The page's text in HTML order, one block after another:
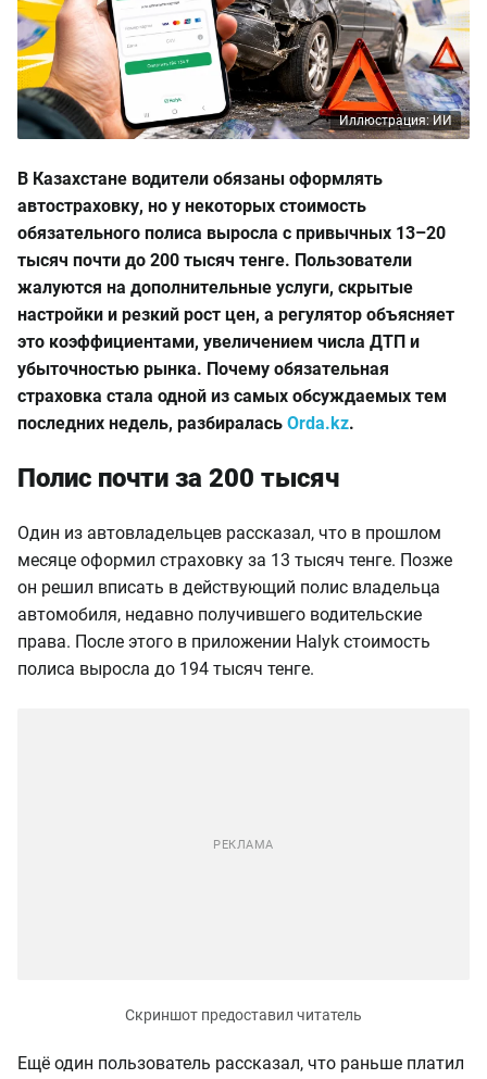
Иллюстрация: ИИ
В Казахстане водители обязаны оформлять
автостраховку, но у некоторых стоимость
обязательного полиса выросла с привычных 13–20
тысяч почти до 200 тысяч тенге. Пользователи
жалуются на дополнительные услуги, скрытые
настройки и резкий рост цен, а регулятор объясняет
это коэффициентами, увеличением числа ДТП и
убыточностью рынка. Почему обязательная
страховка стала одной из самых обсуждаемых тем
последних недель, разбиралась Orda.kz.
Полис почти за 200 тысяч
Один из автовладельцев рассказал, что в прошлом
месяце оформил страховку за 13 тысяч тенге. Позже
он решил вписать в действующий полис владельца
автомобиля, недавно получившего водительские
права. После этого в приложении Halyk стоимость
полиса выросла до 194 тысяч тенге.
Ещё один пользователь рассказал, что раньше платил